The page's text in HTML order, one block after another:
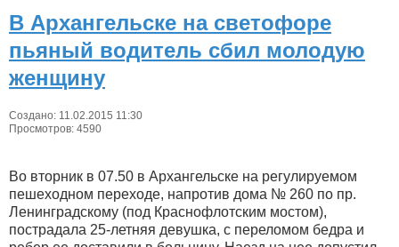
В Архангельске на светофоре
пьяный водитель сбил молодую
женщину
Создано: 11.02.2015 11:30
Просмотров: 4590
Во вторник в 07.50 в Архангельске на регулируемом
пешеходном переходе, напротив дома № 260 по пр.
Ленинградскому (под Краснофлотским мостом),
пострадала 25-летняя девушка, с переломом бедра и